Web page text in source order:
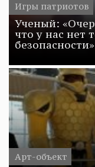
Игры патриотов
Ученый:
что у нас нет
безопасности»
Арт-объект